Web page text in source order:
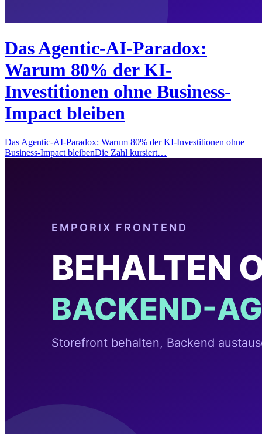
Das Agentic-AI-Paradox:
Warum 80% der KI-
Investitionen ohne Business-
Impact bleiben
Das Agentic-AI-Paradox: Warum 80% der KI-Investitionen ohne
Business-Impact bleibenDie Zahl kursiert…